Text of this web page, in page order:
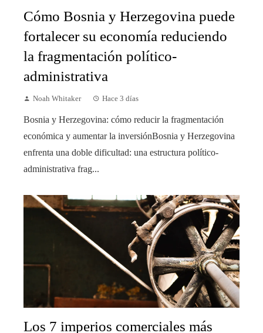
Cómo Bosnia y Herzegovina puede
fortalecer su economía reduciendo
la fragmentación político-
administrativa
Noah Whitaker Hace 3 días
Bosnia y Herzegovina: cómo reducir la fragmentación
económica y aumentar la inversiónBosnia y Herzegovina
enfrenta una doble dificultad: una estructura político-
administrativa frag...
Los 7 imperios comerciales más